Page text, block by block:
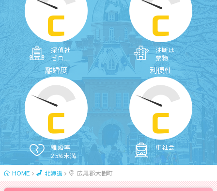
o
n
C
探偵社
ゼロ…
C
油断は
禁物
離婚度
C
離婚率
25%未満
利便性
C
車社会
HOME 北海道 広尾郡大樹町